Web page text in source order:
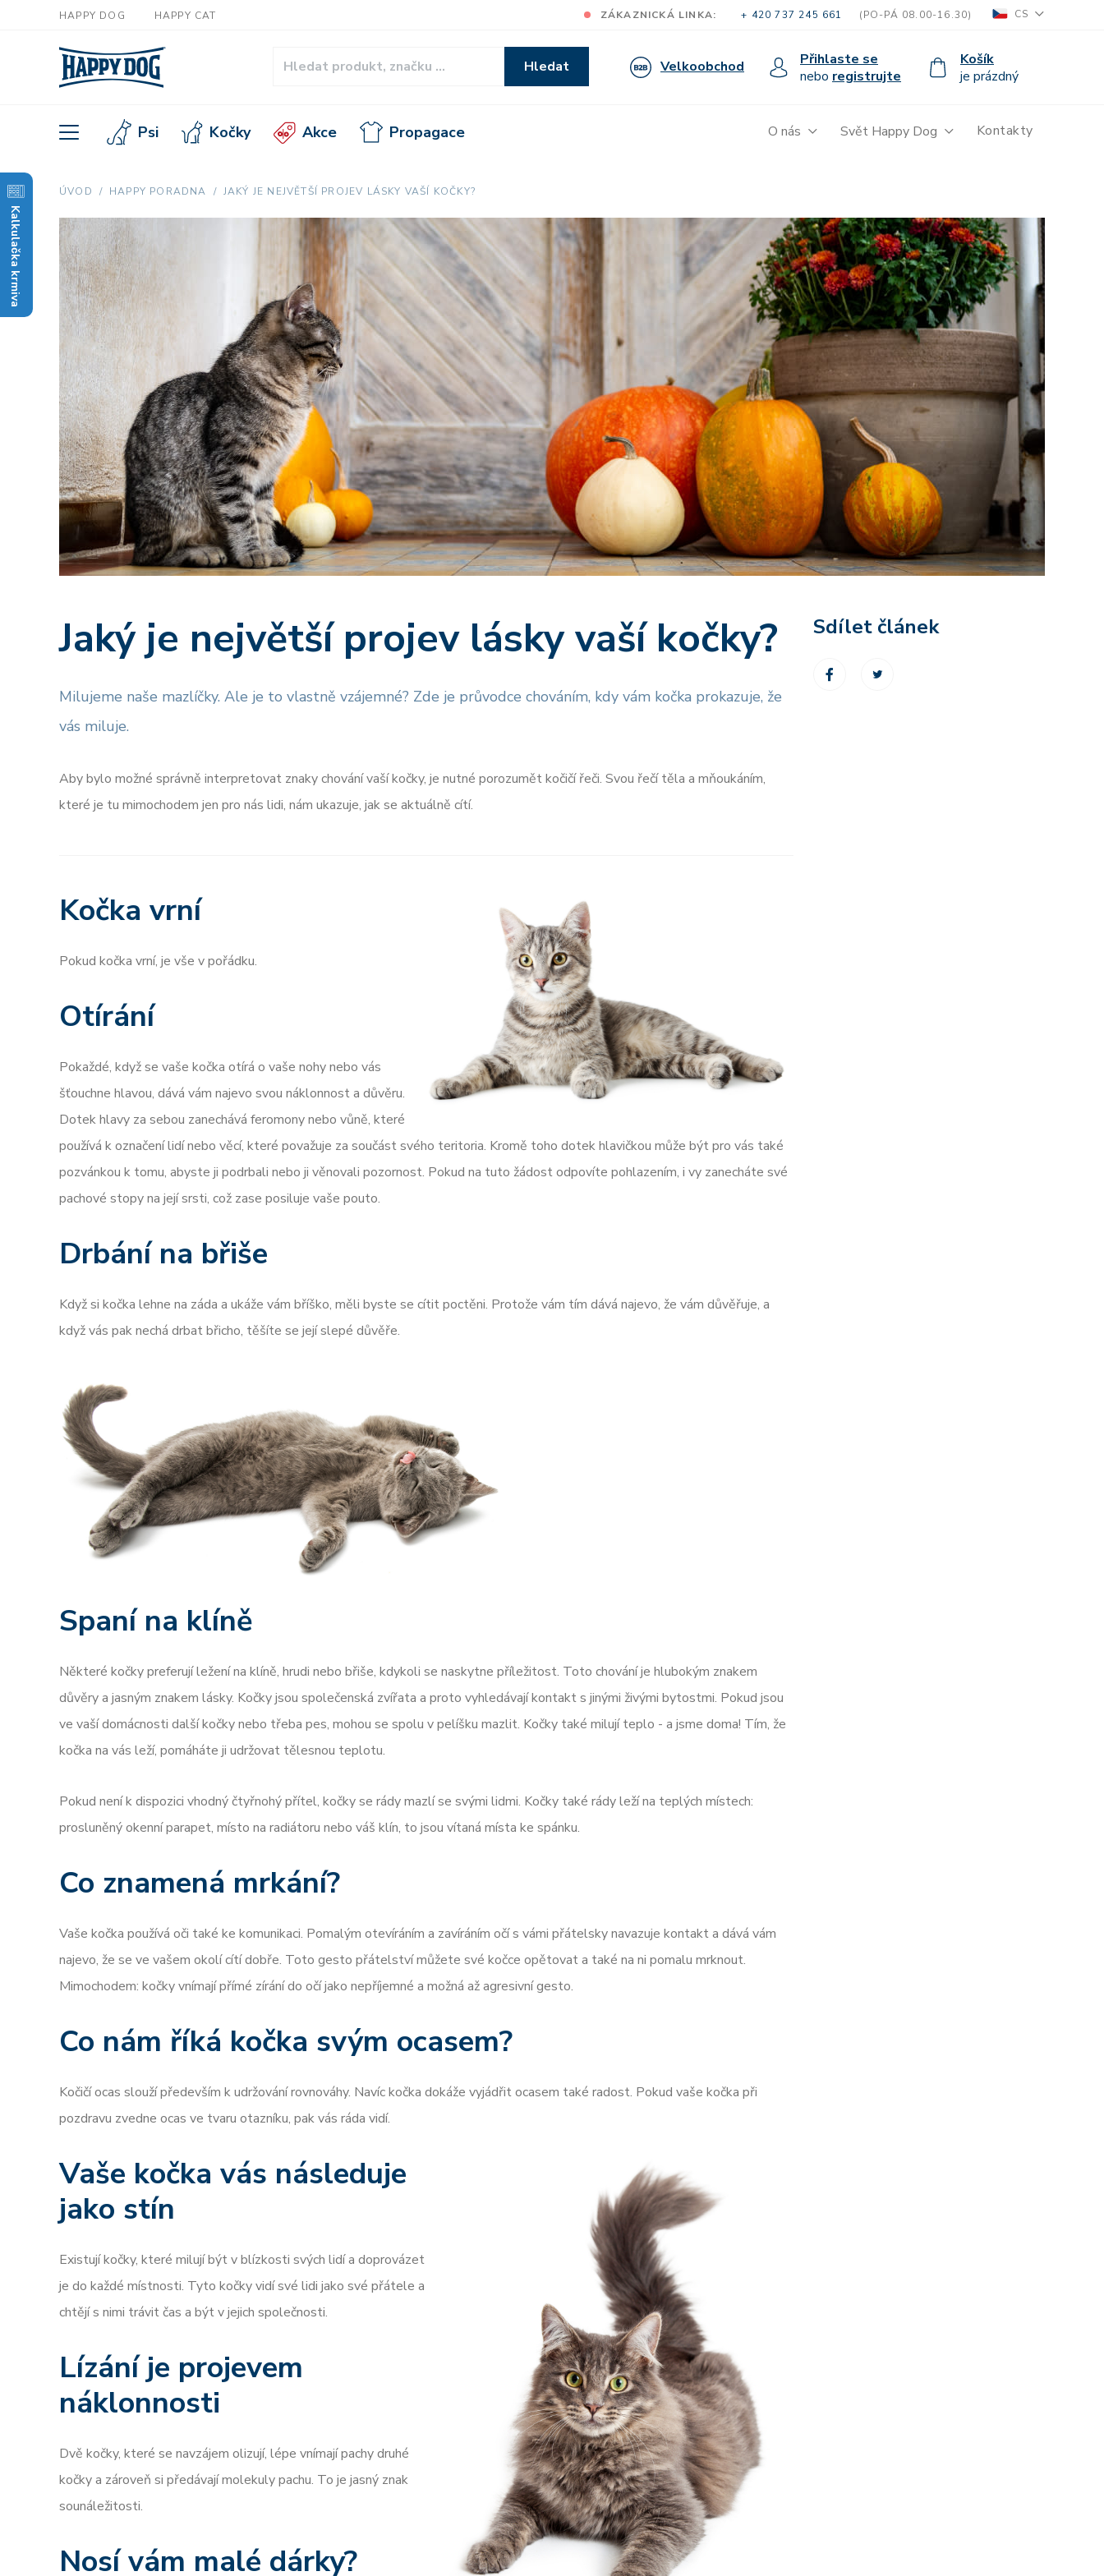
Kalkulačka krmiva
HAPPY DOG HAPPY CAT ZÁKAZNICKÁ LINKA: + 420 737 245 661 (PO-PÁ 08.00-16.30) CS
Hledat Velkoobchod
Přihlaste se
nebo registrujte
Košík
je prázdný
Psi Kočky Akce Propagace O nás Svět Happy Dog Kontakty
ÚVOD HAPPY PORADNA JAKÝ JE NEJVĚTŠÍ PROJEV LÁSKY VAŠÍ KOČKY?
Jaký je největší projev lásky vaší kočky?
Milujeme naše mazlíčky. Ale je to vlastně vzájemné? Zde je průvodce chováním, kdy vám kočka prokazuje, že
vás miluje.
Aby bylo možné správně interpretovat znaky chování vaší kočky, je nutné porozumět kočičí řeči. Svou řečí těla a mňoukáním,
které je tu mimochodem jen pro nás lidi, nám ukazuje, jak se aktuálně cítí.
Kočka vrní
Pokud kočka vrní, je vše v pořádku.
Otírání
Pokaždé, když se vaše kočka otírá o vaše nohy nebo vás
šťouchne hlavou, dává vám najevo svou náklonnost a důvěru.
Dotek hlavy za sebou zanechává feromony nebo vůně, které
používá k označení lidí nebo věcí, které považuje za součást svého teritoria. Kromě toho dotek hlavičkou může být pro vás také
pozvánkou k tomu, abyste ji podrbali nebo ji věnovali pozornost. Pokud na tuto žádost odpovíte pohlazením, i vy zanecháte své
pachové stopy na její srsti, což zase posiluje vaše pouto.
Drbání na břiše
Když si kočka lehne na záda a ukáže vám bříško, měli byste se cítit poctěni. Protože vám tím dává najevo, že vám důvěřuje, a
když vás pak nechá drbat břicho, těšíte se její slepé důvěře.
Spaní na klíně
Některé kočky preferují ležení na klíně, hrudi nebo břiše, kdykoli se naskytne příležitost. Toto chování je hlubokým znakem
důvěry a jasným znakem lásky. Kočky jsou společenská zvířata a proto vyhledávají kontakt s jinými živými bytostmi. Pokud jsou
ve vaší domácnosti další kočky nebo třeba pes, mohou se spolu v pelíšku mazlit. Kočky také milují teplo - a jsme doma! Tím, že
kočka na vás leží, pomáháte ji udržovat tělesnou teplotu.
Pokud není k dispozici vhodný čtyřnohý přítel, kočky se rády mazlí se svými lidmi. Kočky také rády leží na teplých místech:
prosluněný okenní parapet, místo na radiátoru nebo váš klín, to jsou vítaná místa ke spánku.
Co znamená mrkání?
Vaše kočka používá oči také ke komunikaci. Pomalým otevíráním a zavíráním očí s vámi přátelsky navazuje kontakt a dává vám
najevo, že se ve vašem okolí cítí dobře. Toto gesto přátelství můžete své kočce opětovat a také na ni pomalu mrknout.
Mimochodem: kočky vnímají přímé zírání do očí jako nepříjemné a možná až agresivní gesto.
Co nám říká kočka svým ocasem?
Kočičí ocas slouží především k udržování rovnováhy. Navíc kočka dokáže vyjádřit ocasem také radost. Pokud vaše kočka při
pozdravu zvedne ocas ve tvaru otazníku, pak vás ráda vidí.
Vaše kočka vás následuje
jako stín
Existují kočky, které milují být v blízkosti svých lidí a doprovázet
je do každé místnosti. Tyto kočky vidí své lidi jako své přátele a
chtějí s nimi trávit čas a být v jejich společnosti.
Lízání je projevem
náklonnosti
Dvě kočky, které se navzájem olizují, lépe vnímají pachy druhé
kočky a zároveň si předávají molekuly pachu. To je jasný znak
sounáležitosti.
Nosí vám malé dárky?
Sdílet článek